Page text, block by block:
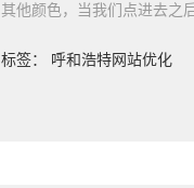
其他颜色，当我们点进去之
标签： 呼和浩特网站优化